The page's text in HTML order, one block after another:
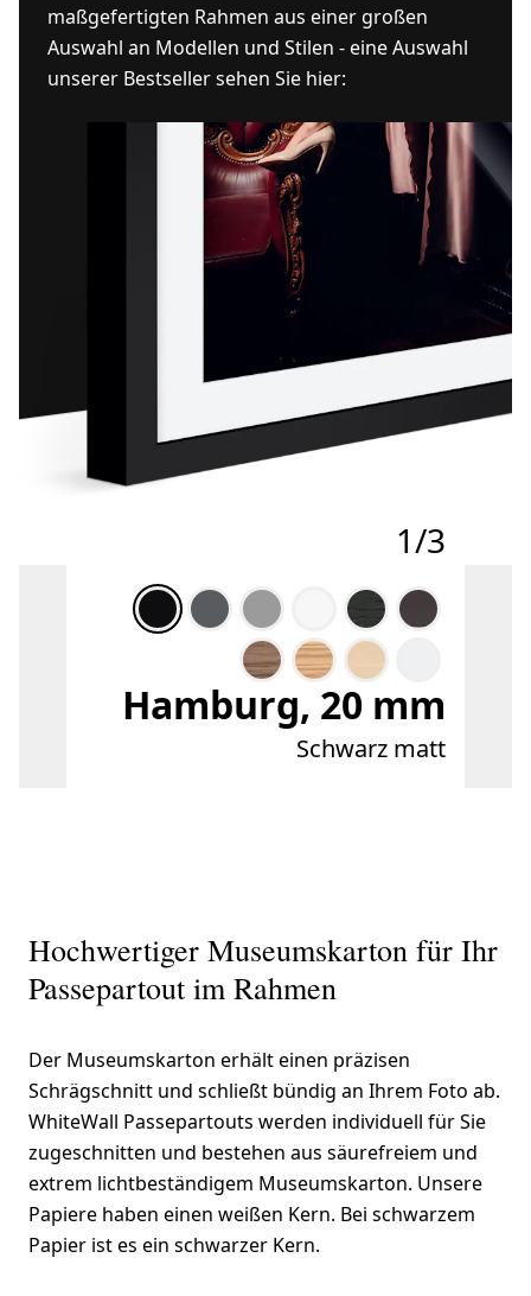
maßgefertigten Rahmen aus einer großen
Auswahl an Modellen und Stilen - eine Auswahl
unserer Bestseller sehen Sie hier:
1/3
Hamburg, 20 mm
Schwarz matt
Hochwertiger Museumskarton für Ihr
Passepartout im Rahmen
Der Museumskarton erhält einen präzisen
Schrägschnitt und schließt bündig an Ihrem Foto ab.
WhiteWall Passepartouts werden individuell für Sie
zugeschnitten und bestehen aus säurefreiem und
extrem lichtbeständigem Museumskarton. Unsere
Papiere haben einen weißen Kern. Bei schwarzem
Papier ist es ein schwarzer Kern.